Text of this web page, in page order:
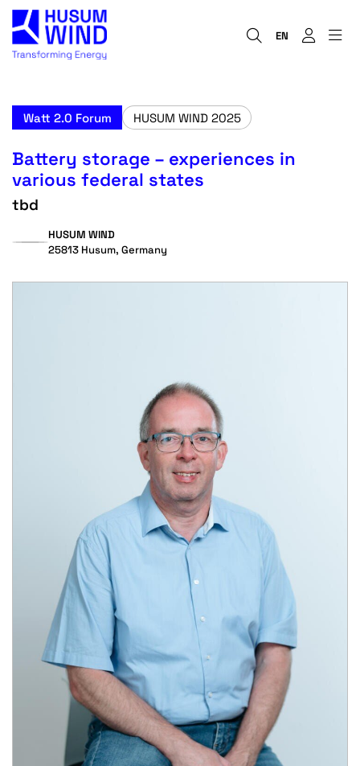
EN
Watt 2.0 Forum HUSUM WIND 2025
Battery storage – experiences in
various federal states
tbd
HUSUM WIND
25813 Husum, Germany